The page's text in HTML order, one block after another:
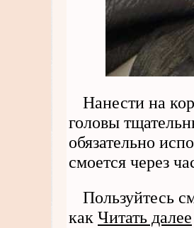
Нанести на
головы
обязательно
смоется через
Пользуйтесь
как Читать далее